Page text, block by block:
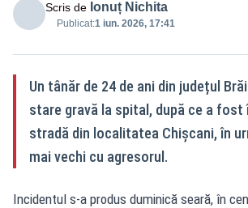
Scris de Ionuț Nichita
Publicat:1 iun. 2026, 17:41
Un tânăr de 24 de ani din județul
stare gravă la spital, după ce a fost
stradă din localitatea Chișcani, în
mai vechi cu agresorul.
Incidentul s-a produs duminică seară, în